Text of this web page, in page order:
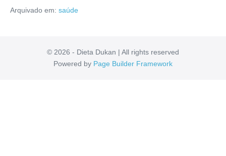
É
Anvisa,
Valor
[RESENHA]
Arquivado em: saúde
© 2026 - Dieta Dukan | All rights reserved
Powered by Page Builder Framework